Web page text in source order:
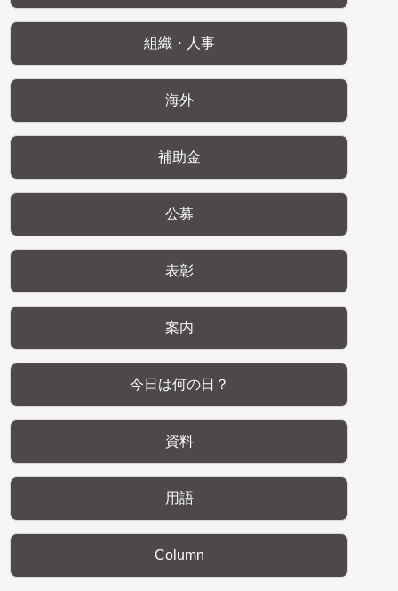
組織・人事
海外
補助金
公募
表彰
案内
今日は何の日？
資料
用語
Column